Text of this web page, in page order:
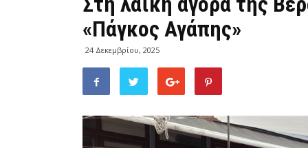
«Πάγκος Αγάπης»
24 Δεκεμβρίου, 2025